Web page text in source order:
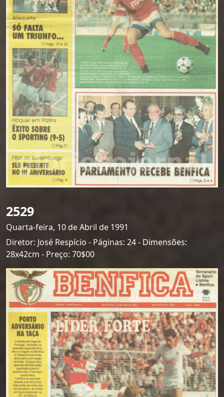
2529
Quarta-feira, 10 de Abril de 1991
Diretor: José Respício - Páginas: 24 - Dimensões:
28x42cm - Preço: 70$00